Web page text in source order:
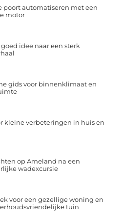
poort automatiseren met een
motor
goed idee naar een sterk
gids voor binnenklimaat en
kleine verbeteringen in huis en
op Ameland na een
wadexcursie
voor een gezellige woning en
tuin